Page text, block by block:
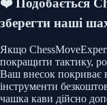
❤️ Подобається
зберегти наші
Якщо ChessMoveExpert
покращити тактику,
Ваш внесок покриває
інструменти
чашка кави дійсно